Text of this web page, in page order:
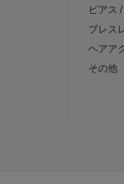
ピアス
ブレス
ヘアア
その他